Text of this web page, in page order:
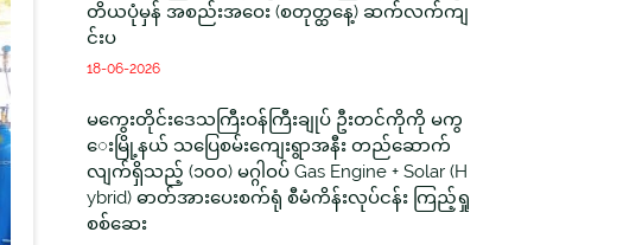
တိယပုံမှန် အစည်းအဝေး (စတုတ္ထနေ့) ဆက်လက်ကျ
င်းပ
18-06-2026
မကွေးတိုင်းဒေသကြီးဝန်ကြီးချုပ် ဦးတင်ကိုကို မကွ
ေးမြို့နယ် သပြေစမ်းကျေးရွာအနီး တည်ဆောက်
လျက်ရှိသည့် (၁၀၀) မဂ္ဂါဝပ် Gas Engine + Solar (H
ybrid) ဓာတ်အားပေးစက်ရုံ စီမံကိန်းလုပ်ငန်း ကြည့်ရှု
စစ်ဆေး